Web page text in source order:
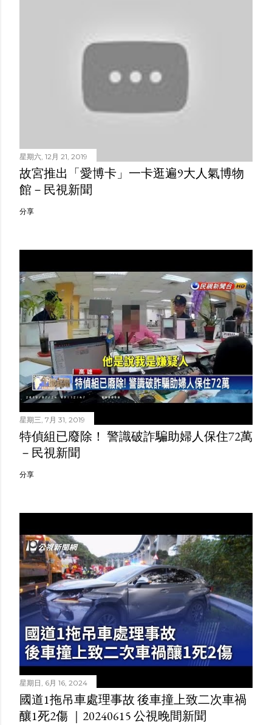
星期六, 12月 21, 2019
故宮推出「愛博卡」一卡逛遍9大人氣博物
館－民視新聞
分享
星期三, 7月 31, 2019
特偵組已廢除！ 警識破詐騙助婦人保住72萬
－民視新聞
分享
星期日, 6月 16, 2024
國道1拖吊車處理事故 後車撞上致二次車禍
釀1死2傷 ｜20240615 公視晚間新聞